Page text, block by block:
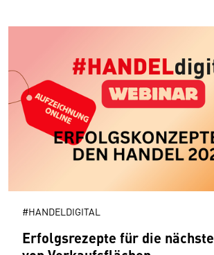
#HANDELDIGITAL
Erfolgsrezepte für die